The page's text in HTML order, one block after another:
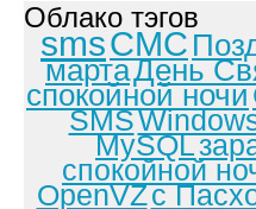
Облако тэгов
smsСМС
мартаДень
спокойной ночи
SMS
MySQL
спокойной
OpenVZс